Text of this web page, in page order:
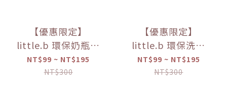
【優惠限定】
little.b 環保奶瓶清
潔液-無香低敏
（50ml/100ml）
NT$99 ~ NT$195
NT$300
【優惠限定】
little.b 環保洗碗
精-蘆薈馬鞭草
（50ml/100ml）
NT$99 ~ NT$195
NT$300